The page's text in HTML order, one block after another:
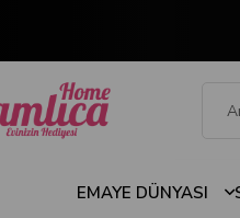
EMAYE DÜNYASI